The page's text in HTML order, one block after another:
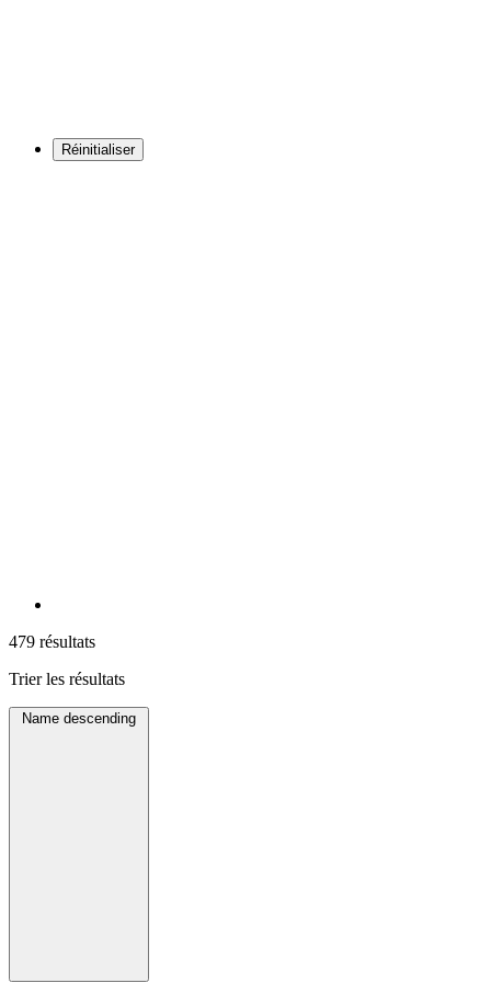
479 résultats
Trier les résultats
Name descending